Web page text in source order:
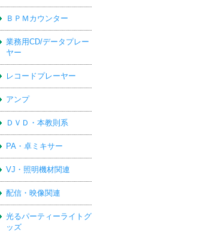
ＢＰＭカウンター
業務用CD/データプレー
ヤー
レコードプレーヤー
アンプ
ＤＶＤ・本教則系
PA・卓ミキサー
VJ・照明機材関連
配信・映像関連
光るパーティーライトグ
ッズ